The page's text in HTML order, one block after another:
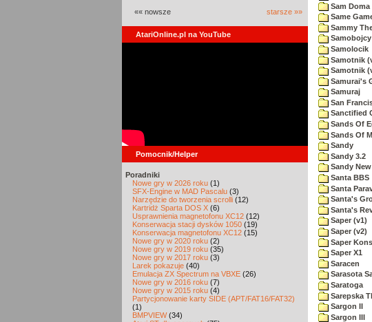
«« nowsze starsze »»
AtariOnline.pl na YouTube
Pomocnik/Helper
Poradniki
Nowe gry w 2026 roku (1)
SFX-Engine w MAD Pascalu (3)
Narzędzie do tworzenia scrolli (12)
Kartridż Sparta DOS X (6)
Usprawnienia magnetofonu XC12 (12)
Konserwacja stacji dysków 1050 (19)
Konserwacja magnetofonu XC12 (15)
Nowe gry w 2020 roku (2)
Nowe gry w 2019 roku (35)
Nowe gry w 2017 roku (3)
Larek pokazuje (40)
Emulacja ZX Spectrum na VBXE (26)
Nowe gry w 2016 roku (7)
Nowe gry w 2015 roku (4)
Partycjonowanie karty SIDE (APT/FAT16/FAT32)
(1)
BMPVIEW(34)
Sam Doma
Same
Sammy
Samobojcy
Samolocik
Samotnik
Samotnik
Samurai's
Samuraj
San
Sanctified
Sands Of
Sands Of
Sandy
Sandy 3.2
Sandy
Santa BBS
Santa
Santa's
Santa's
Saper (v1)
Saper (v2)
Saper
Saper X1
Saracen
Sarasota
Saratoga
Sarepska
Sargon II
Sargon III